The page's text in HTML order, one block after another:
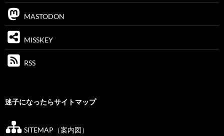
MASTODON
MISSKEY
RSS
迷子になったらサイトマップ
SITEMAP（案内図）